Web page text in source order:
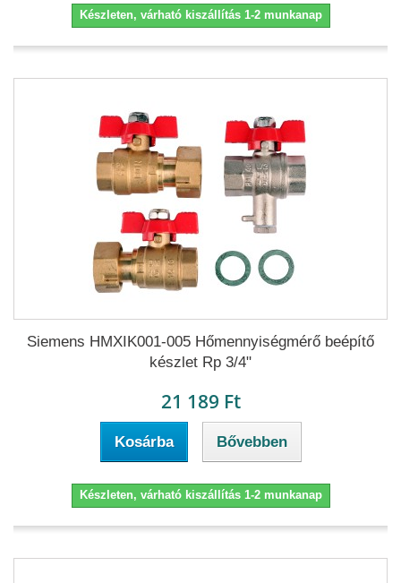
Készleten, várható kiszállítás 1-2 munkanap
Siemens HMXIK001-005 Hőmennyiségmérő beépítő
készlet Rp 3/4"
21 189 Ft
Kosárba Bővebben
Készleten, várható kiszállítás 1-2 munkanap